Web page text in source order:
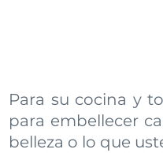
Para su cocina y
para embellecer
belleza o lo que